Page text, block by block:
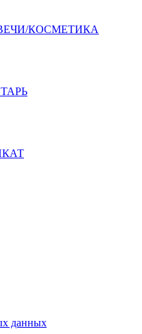
КОСМЕТИКА
данных